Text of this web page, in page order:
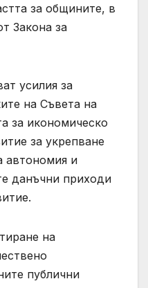
за общините, в
Закона за
усилия за
на Съвета на
за икономическо
за укрепване
автономия и
данъчни приходи
на
публични